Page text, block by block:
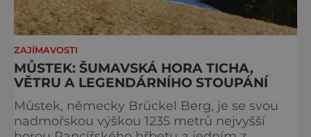
ZAJÍMAVOSTI
MŮSTEK: ŠUMAVSKÁ HORA TICHA,
VĚTRU A LEGENDÁRNÍHO STOUPÁNÍ
Můstek, německy Brückel Berg, je se svou
nadmořskou výškou 1235 metrů nejvyšší